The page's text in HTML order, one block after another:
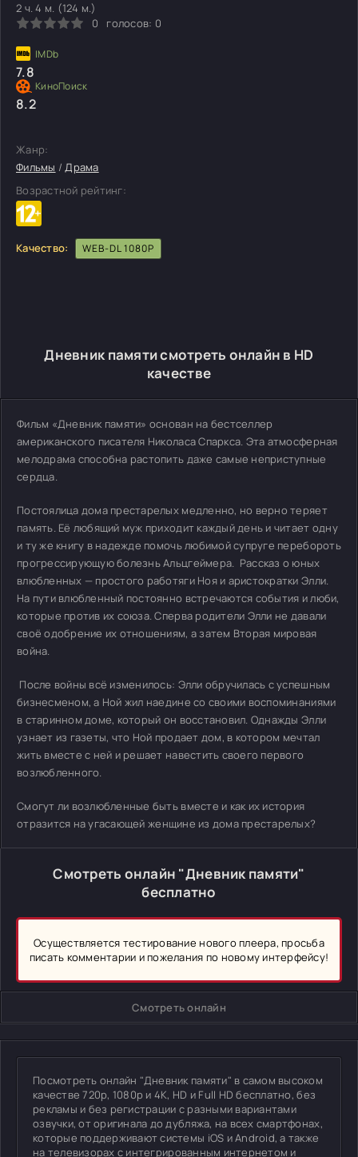
2 ч. 4 м. (124 м.)
0
голосов: 0
7.8
8.2
Жанр:
Фильмы /Драма
Возрастной рейтинг:
Качество: WEB-DL 1080P
Дневник памяти смотреть онлайн в HD
качестве
Фильм «Дневник памяти» основан на бестселлер
американского писателя Николаса Спаркса. Эта атмосферная
мелодрама способна растопить даже самые неприступные
сердца.
Постоялица дома престарелых медленно, но верно теряет
память. Её любящий муж приходит каждый день и читает одну
и ту же книгу в надежде помочь любимой супруге перебороть
прогрессирующую болезнь Альцгеймера. Рассказ о юных
влюбленных — простого работяги Ноя и аристократки Элли.
На пути влюбленный постоянно встречаются события и люби,
которые против их союза. Сперва родители Элли не давали
своё одобрение их отношениям, а затем Вторая мировая
война.
После войны всё изменилось: Элли обручилась с успешным
бизнесменом, а Ной жил наедине со своими воспоминаниями
в старинном доме, который он восстановил. Однажды Элли
узнает из газеты, что Ной продает дом, в котором мечтал
жить вместе с ней и решает навестить своего первого
возлюбленного.
Смогут ли возлюбленные быть вместе и как их история
отразится на угасающей женщине из дома престарелых?
Смотреть онлайн "Дневник памяти"
бесплатно
Осуществляется тестирование нового плеера, просьба
писать комментарии и пожелания по новому интерфейсу!
Смотреть онлайн
Посмотреть онлайн "Дневник памяти" в самом высоком
качестве 720p, 1080p и 4K, HD и Full HD бесплатно, без
рекламы и без регистрации с разными вариантами
озвучки, от оригинала до дубляжа, на всех смартфонах,
которые поддерживают системы iOS и Android, а также
на телевизорах с интегрированным интернетом и